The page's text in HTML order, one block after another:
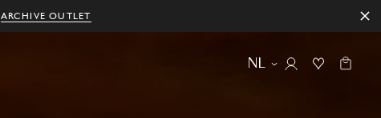
ARCHIVE OUTLET
NL